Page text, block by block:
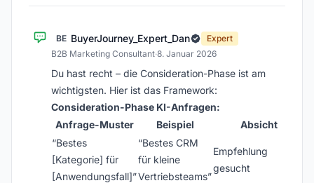
BE BuyerJourney_Expert_Dan
Expert
B2B Marketing Consultant·8. Januar 2026
Du hast recht – die Consideration-Phase ist am
wichtigsten. Hier ist das Framework:
Consideration-Phase KI-Anfragen:
Anfrage-Muster
Beispiel
Absicht
“Bestes
[Kategorie] für
[Anwendungsfall]”
“Bestes CRM
für kleine
Vertriebsteams”
Empfehlung
gesucht